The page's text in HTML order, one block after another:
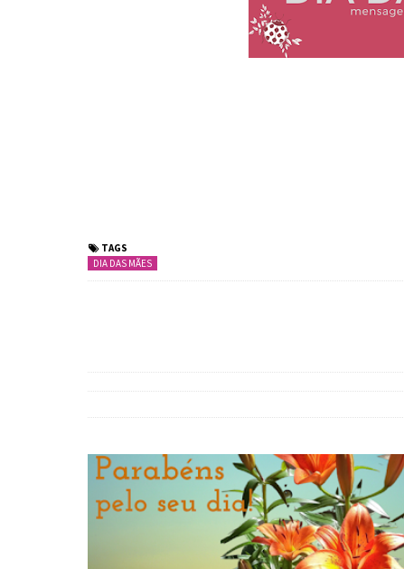
TAGS
DIA DAS MÃES